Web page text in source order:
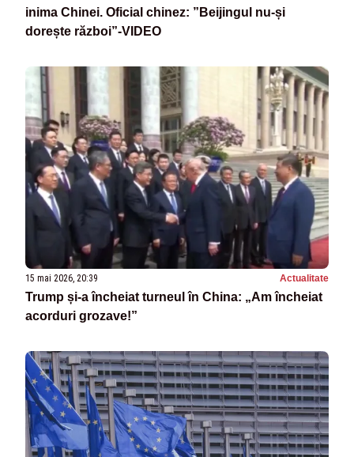
inima Chinei. Oficial chinez: ”Beijingul nu-și
dorește război”-VIDEO
15 mai 2026, 20:39 Actualitate
Trump și-a încheiat turneul în China: „Am încheiat
acorduri grozave!”